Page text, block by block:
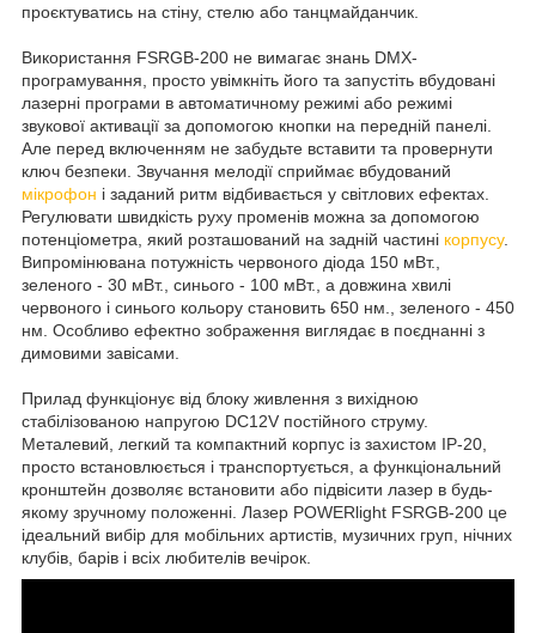
проєктуватись на стіну, стелю або танцмайданчик.
Використання FSRGB-200 не вимагає знань DMX-
програмування, просто увімкніть його та запустіть вбудовані
лазерні програми в автоматичному режимі або режимі
звукової активації за допомогою кнопки на передній панелі.
Але перед включенням не забудьте вставити та провернути
ключ безпеки. Звучання мелодії сприймає вбудований
мікрофон і заданий ритм відбивається у світлових ефектах.
Регулювати швидкість руху променів можна за допомогою
потенціометра, який розташований на задній частині корпусу.
Випромінювана потужність червоного діода 150 мВт.,
зеленого - 30 мВт., синього - 100 мВт., а довжина хвилі
червоного і синього кольору становить 650 нм., зеленого - 450
нм. Особливо ефектно зображення виглядає в поєднанні з
димовими завісами.
Прилад функціонує від блоку живлення з вихідною
стабілізованою напругою DC12V постійного струму.
Металевий, легкий та компактний корпус із захистом IP-20,
просто встановлюється і транспортується, а функціональний
кронштейн дозволяє встановити або підвісити лазер в будь-
якому зручному положенні. Лазер POWERlight FSRGB-200 це
ідеальний вибір для мобільних артистів, музичних груп, нічних
клубів, барів і всіх любителів вечірок.